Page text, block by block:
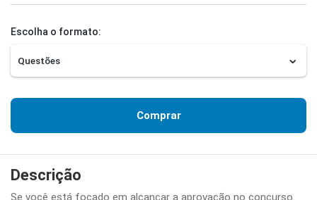
Escolha o formato:
Comprar
Descrição
Se você está focado em alcançar a aprovação no concurso